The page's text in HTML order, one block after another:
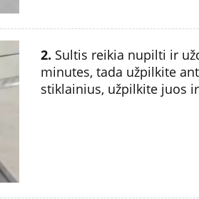
2. Sultis reikia nupilti ir
minutes, tada užpilkite
stiklainius, užpilkite juos